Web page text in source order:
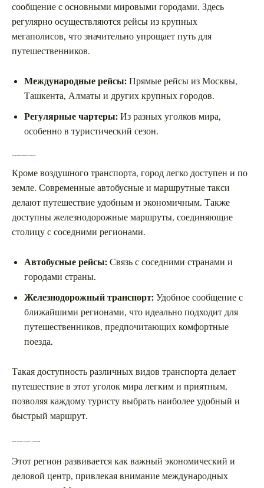
сообщение с основными мировыми городами. Здесь
регулярно осуществляются рейсы из крупных
мегаполисов, что значительно упрощает путь для
путешественников.
Международные рейсы:Прямые рейсы из Москвы,
Ташкента, Алматы и других крупных городов.
Регулярные чартеры:Из разных уголков мира,
особенно в туристический сезон.
Наземный транспорт и автобусные маршруты
Кроме воздушного транспорта, город легко доступен и по
земле. Современные автобусные и маршрутные такси
делают путешествие удобным и экономичным. Также
доступны железнодорожные маршруты, соединяющие
столицу с соседними регионами.
Автобусные рейсы:Связь с соседними странами и
городами страны.
Железнодорожный транспорт:Удобное сообщение с
ближайшими регионами, что идеально подходит для
путешественников, предпочитающих комфортные
поезда.
Такая доступность различных видов транспорта делает
путешествие в этот уголок мира легким и приятным,
позволяя каждому туристу выбрать наиболее удобный и
быстрый маршрут.
Душанбе как бизнес-центр и место для инвестиций
Этот регион развивается как важный экономический и
деловой центр, привлекая внимание международных